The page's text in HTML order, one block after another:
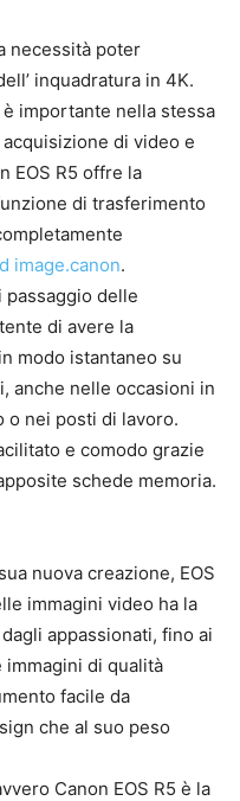
necessità poter
inquadratura in 4K.
importante nella stessa
di video e
EOS R5 offre la
di trasferimento
image.canon.
delle
di avere la
modo istantaneo su
anche nelle occasioni in
o nei posti di lavoro.
e comodo grazie
schede memoria.
nuova creazione, EOS
immagini video ha la
appassionati, fino ai
di qualità
facile da
che al suo peso
Canon EOS R5 è la